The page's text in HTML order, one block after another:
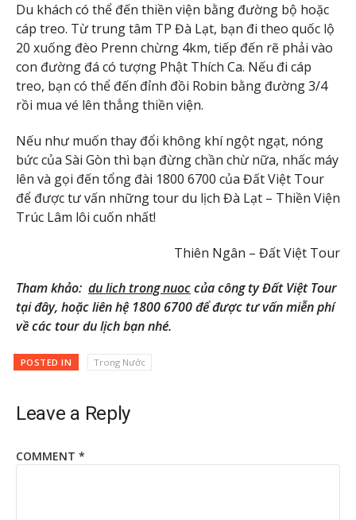
Du khách có thể đến thiền viện bằng đường bộ hoặc
cáp treo. Từ trung tâm TP Đà Lạt, bạn đi theo quốc lộ
20 xuống đèo Prenn chừng 4km, tiếp đến rẽ phải vào
con đường đá có tượng Phật Thích Ca. Nếu đi cáp
treo, bạn có thể đến đỉnh đồi Robin bằng đường 3/4
rồi mua vé lên thẳng thiền viện.
Nếu như muốn thay đổi không khí ngột ngạt, nóng
bức của Sài Gòn thì bạn đừng chần chừ nữa, nhấc máy
lên và gọi đến tổng đài 1800 6700 của Đất Việt Tour
để được tư vấn những tour du lịch Đà Lạt – Thiền Viện
Trúc Lâm lôi cuốn nhất!
Thiên Ngân – Đất Việt Tour
Tham khảo: du lich trong nuoccủa công ty Đất Việt Tour
tại đây, hoặc liên hệ 1800 6700 để được tư vấn miễn phí
về các tour du lịch bạn nhé.
POSTED IN Trong Nước
Leave a Reply
COMMENT *